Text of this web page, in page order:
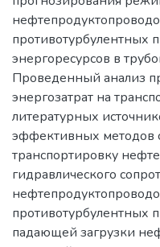
противотурбулентных
энергоресурсов в
Проведенный анализ
энергозатрат на
литературных
эффективных методов
транспортировку
гидравлического
противотурбулентных
падающей загрузки